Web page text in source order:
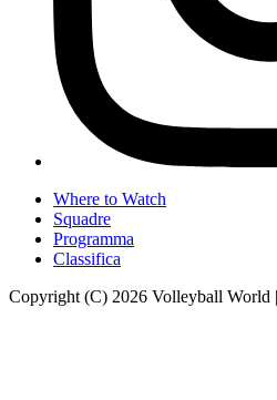
Where to Watch
Squadre
Programma
Classifica
Copyright (C) 2026 Volleyball World